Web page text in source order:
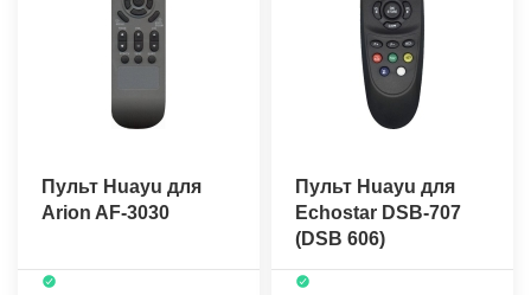
Пульт Huayu для
Arion AF-3030
Пульт Huayu для
Echostar DSB-707
(DSB 606)